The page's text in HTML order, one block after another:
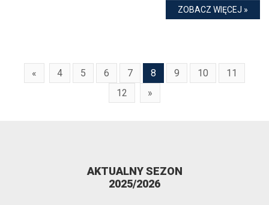
ZOBACZ WIĘCEJ »
« 4 5 6 7 8 9 10
11
12
»
AKTUALNY SEZON
2025/2026